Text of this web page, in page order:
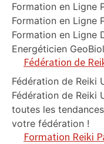
Formation en Ligne
Formation en Ligne
Formation en Ligne
Energéticien
Fédération de
Fédération de Reiki
Fédération de Reiki
toutes les
votre fédération !
Formation Reiki